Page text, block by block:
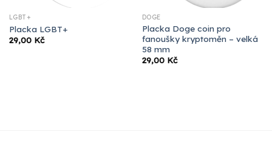
LGBT+
Placka LGBT+
29,00 Kč
DOGE
Placka Doge coin pro
fanoušky kryptoměn – velká
58 mm
29,00 Kč